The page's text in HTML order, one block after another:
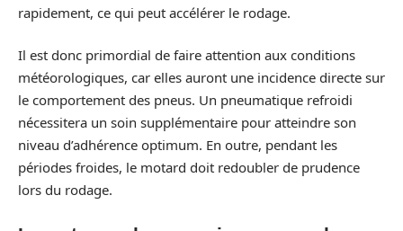
rapidement, ce qui peut accélérer le rodage.
Il est donc primordial de faire attention aux conditions
météorologiques, car elles auront une incidence directe sur
le comportement des pneus. Un pneumatique refroidi
nécessitera un soin supplémentaire pour atteindre son
niveau d’adhérence optimum. En outre, pendant les
périodes froides, le motard doit redoubler de prudence
lors du rodage.